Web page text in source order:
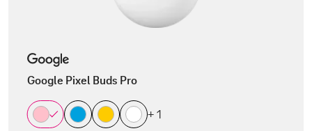
Google Pixel Buds Pro
+ 1